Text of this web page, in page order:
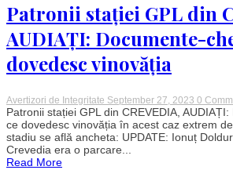
Patronii stației GPL din
AUDIAȚI: Documente-
dovedesc vinovăția
Avertizori de Integritate September 27, 2023 0
Patronii stației GPL din CREVEDIA,
ce dovedesc vinovăția în acest caz extrem
stadiu se află ancheta: UPDATE: Ionuț
Crevedia era o parcare...
Read More